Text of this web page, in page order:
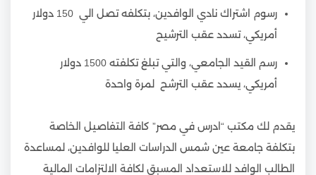
رسوم اشتراك نادي الوافدين، بتكلفه تصل الي 150 دولار
أمريكي، تسدد عقب الترشيح
رسم القيد الجامعي، والتي تبلغ تكلفته 1500 دولار
أمريكي، يسدد عقب الترشح لمرة واحدة
يقدم لك مكتب “ادرس في مصر” كافة التفاصيل الخاصة
بتكلفة جامعة عين شمس الدراسات العليا للوافدين، لمساعدة
الطالب الوافد للاستعداد المسبق لكافة الالتزامات المالية